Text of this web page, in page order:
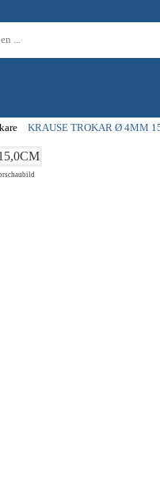
KRAUSE TROKAR Ø 4MM